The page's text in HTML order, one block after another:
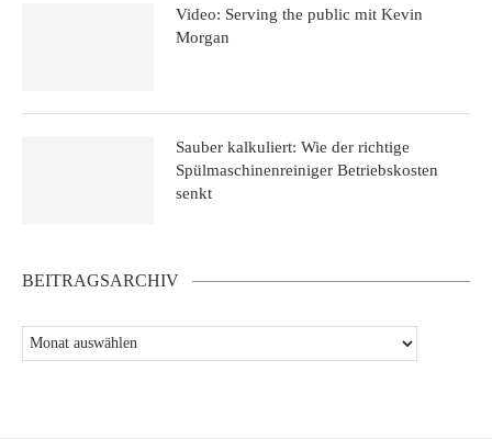
Video: Serving the public mit Kevin
Morgan
Sauber kalkuliert: Wie der richtige
Spülmaschinenreiniger Betriebskosten
senkt
BEITRAGSARCHIV